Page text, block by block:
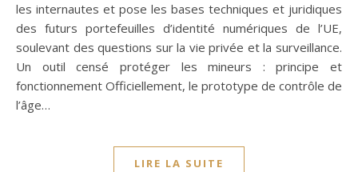
les internautes et pose les bases techniques et juridiques
des futurs portefeuilles d’identité numériques de l’UE,
soulevant des questions sur la vie privée et la surveillance.
Un outil censé protéger les mineurs : principe et
fonctionnement Officiellement, le prototype de contrôle de
l’âge…
LIRE LA SUITE